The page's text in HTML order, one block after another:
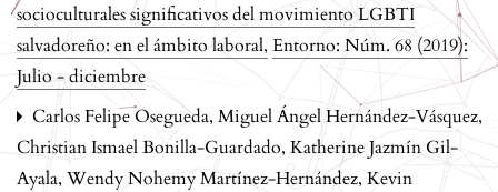
socioculturales significativos del movimiento LGBTI
salvadoreño: en el ámbito laboral, Entorno: Núm. 68 (2019):
Julio - diciembre
Carlos Felipe Osegueda, Miguel Ángel Hernández-Vásquez,
Christian Ismael Bonilla-Guardado, Katherine Jazmín Gil-
Ayala, Wendy Nohemy Martínez-Hernández, Kevin